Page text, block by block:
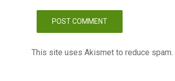
This site uses Akismet to reduce spam.